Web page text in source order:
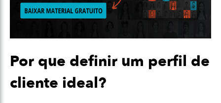
Por que definir um perfil de
cliente ideal?